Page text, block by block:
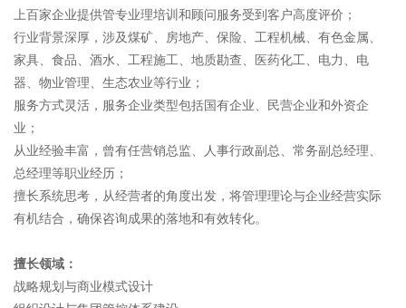
上百家企业提供管专业理培训和顾问服务受到客户高度评价；
行业背景深厚，涉及煤矿、房地产、保险、工程机械、有色金属、
家具、食品、酒水、工程施工、地质勘查、医药化工、电力、电
器、物业管理、生态农业等行业；
服务方式灵活，服务企业类型包括国有企业、民营企业和外资企
业；
从业经验丰富，曾有任营销总监、人事行政副总、常务副总经理、
总经理等职业经历；
擅长系统思考，从经营者的角度出发，将管理理论与企业经营实际
有机结合，确保咨询成果的落地和有效转化。
擅长领域：
战略规划与商业模式设计